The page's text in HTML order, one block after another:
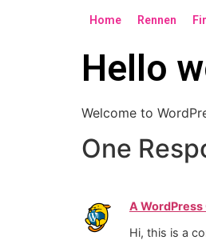
Home Rennen
Hello
Welcome to
One
A
Hi, this is a